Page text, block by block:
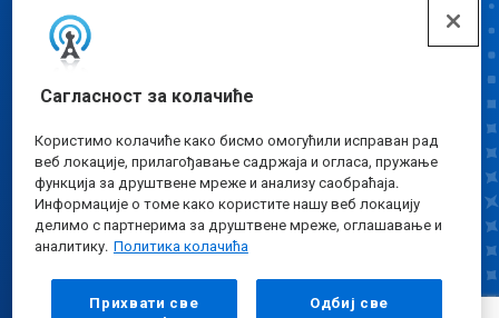
Сагласност за колачиће
Користимо колачиће како бисмо омогућили исправан рад
веб локације, прилагођавање садржаја и огласа, пружање
функција за друштвене мреже и анализу саобраћаја.
Информације о томе како користите нашу веб локацију
делимо с партнерима за друштвене мреже, оглашавање и
аналитику. Политика колачића
Прихвати све
Одбиј све